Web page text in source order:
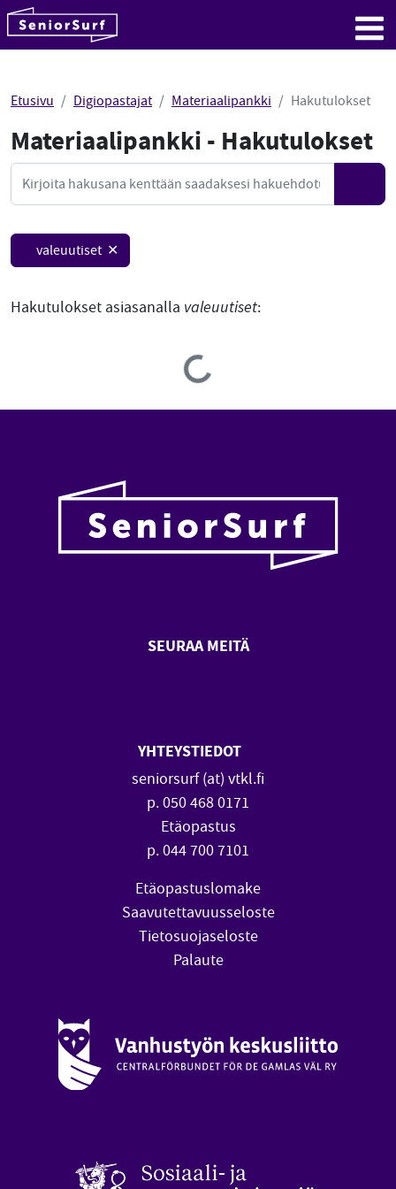
Hyppää sisältöön
Etusivu Digiopastajat Materiaalipankki Hakutulokset
Materiaalipankki - Hakutulokset
Haku
Hae
valeuutiset ✕
Hakutulokset asiasanalla valeuutiset:
Loading...
SEURAA MEITÄ
YHTEYSTIEDOT
seniorsurf (at) vtkl.fi
p. 050 468 0171
Etäopastus
p. 044 700 7101
Etäopastuslomake
Saavutettavuusseloste
Tietosuojaseloste
Palaute